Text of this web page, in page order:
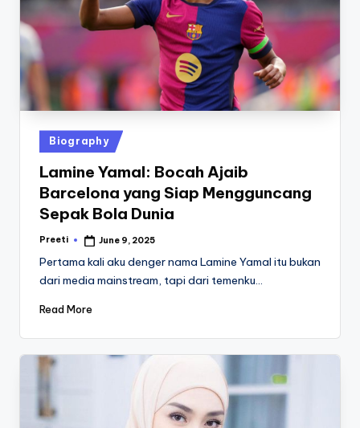
Posted
in
Biography
Lamine Yamal: Bocah Ajaib
Barcelona yang Siap Mengguncang
Sepak Bola Dunia
Posted
Preeti June 9, 2025
Pertama kali aku denger nama Lamine Yamal itu bukan
dari media mainstream, tapi dari temenku…
Read More